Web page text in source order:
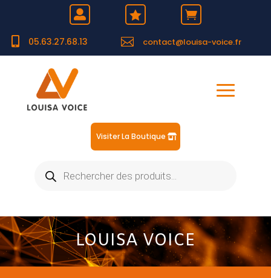
  
 05.63.27.68.13  contact@louisa-voice.fr
Visiter La Boutique
produits
LOUISA VOICE